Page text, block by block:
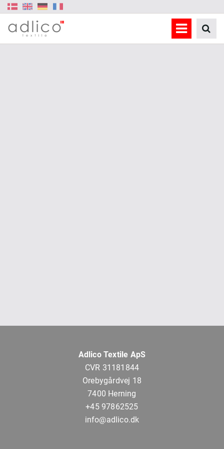
Adlico Textile ApS
CVR 31181844
Orebygårdvej 18
7400 Herning
+45 97862525
info@adlico.dk